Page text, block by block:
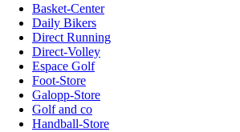
Basket-Center
Daily Bikers
Direct Running
Direct-Volley
Espace Golf
Foot-Store
Galopp-Store
Golf and co
Handball-Store